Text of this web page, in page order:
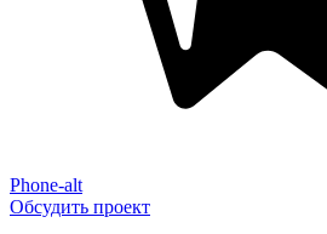
Phone-alt
Обсудить проект